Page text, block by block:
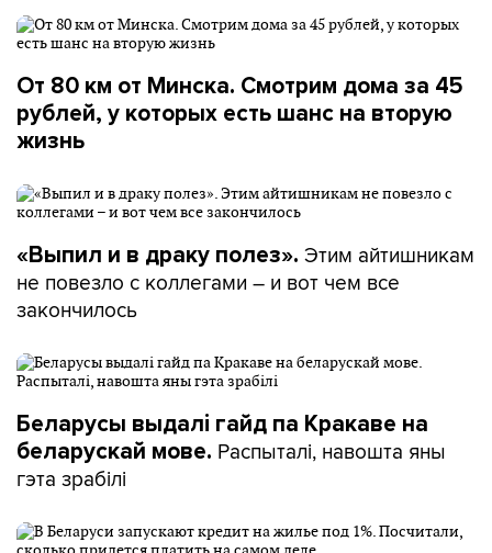
От 80 км от Минска. Смотрим дома за 45
рублей, у которых есть шанс на вторую
жизнь
«Выпил и в драку полез». Этим айтишникам
не повезло с коллегами – и вот чем все
закончилось
Беларусы выдалі гайд па Кракаве на
беларускай мове. Распыталі, навошта яны
гэта зрабілі